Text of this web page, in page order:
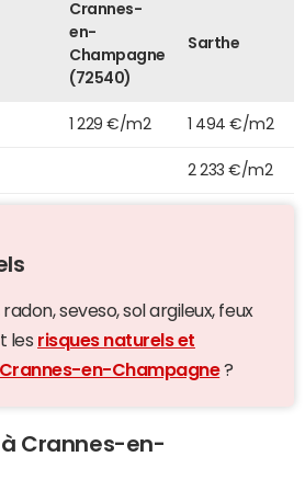
Crannes-
en-
Champagne
(72540)
Sarthe
1 229 €/m2 1 494 €/m2
2 233 €/m2
seveso, sol argileux, feux
les risques naturels et
en-Champagne?
à Crannes-en-